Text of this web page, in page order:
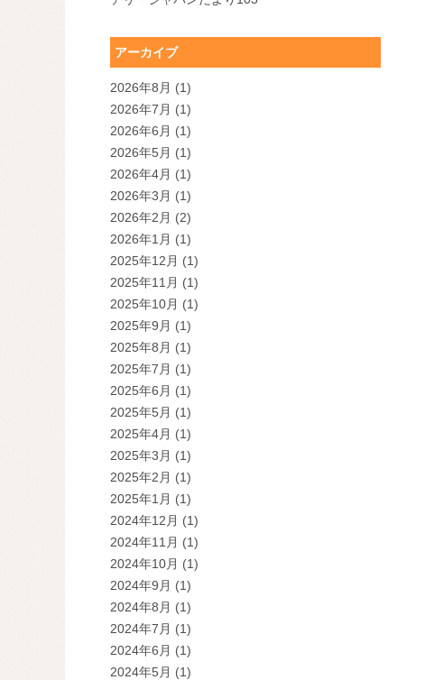
アーカイブ
2026年8月 (1)
2026年7月 (1)
2026年6月 (1)
2026年5月 (1)
2026年4月 (1)
2026年3月 (1)
2026年2月 (2)
2026年1月 (1)
2025年12月 (1)
2025年11月 (1)
2025年10月 (1)
2025年9月 (1)
2025年8月 (1)
2025年7月 (1)
2025年6月 (1)
2025年5月 (1)
2025年4月 (1)
2025年3月 (1)
2025年2月 (1)
2025年1月 (1)
2024年12月 (1)
2024年11月 (1)
2024年10月 (1)
2024年9月 (1)
2024年8月 (1)
2024年7月 (1)
2024年6月 (1)
2024年5月 (1)